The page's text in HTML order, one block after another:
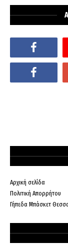
Αρχική σελίδα
Πολιτική Απορρήτου
Γήπεδα Μπάσκετ